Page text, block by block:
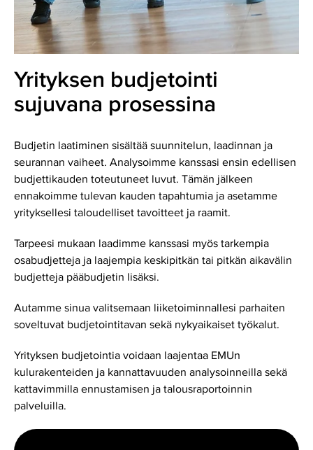
Yrityksen budjetointi
sujuvana prosessina
Budjetin laatiminen sisältää suunnitelun, laadinnan ja
seurannan vaiheet. Analysoimme kanssasi ensin edellisen
budjettikauden toteutuneet luvut. Tämän jälkeen
ennakoimme tulevan kauden tapahtumia ja asetamme
yrityksellesi taloudelliset tavoitteet ja raamit.
Tarpeesi mukaan laadimme kanssasi myös tarkempia
osabudjetteja ja laajempia keskipitkän tai pitkän aikavälin
budjetteja pääbudjetin lisäksi.
Autamme sinua valitsemaan liiketoiminnallesi parhaiten
soveltuvat budjetointitavan sekä nykyaikaiset työkalut.
Yrityksen budjetointia voidaan laajentaa EMUn
kulurakenteiden ja kannattavuuden analysoinneilla sekä
kattavimmilla ennustamisen ja talousraportoinnin
palveluilla.